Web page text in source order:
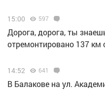
15:00 597
Дорога, дорога, ты
отремонтировано 137 км
14:52 641
В Балакове на ул.